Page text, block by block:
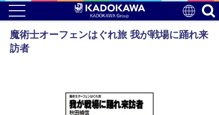
魔術士オーフェンはぐれ旅 我が戦場に踊れ来
訪者